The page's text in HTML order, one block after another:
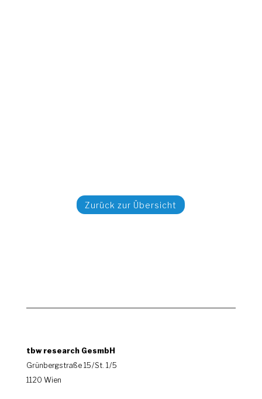
Zurück zur Übersicht
tbw research GesmbH
Grünbergstraße 15 / St. 1 / 5
1120 Wien